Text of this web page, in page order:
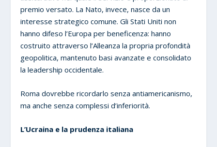
premio versato. La Nato, invece, nasce da un
interesse strategico comune. Gli Stati Uniti non
hanno difeso l’Europa per beneficenza: hanno
costruito attraverso l’Alleanza la propria profondità
geopolitica, mantenuto basi avanzate e consolidato
la leadership occidentale.
Roma dovrebbe ricordarlo senza antiamericanismo,
ma anche senza complessi d’inferiorità.
L’Ucraina e la prudenza italiana